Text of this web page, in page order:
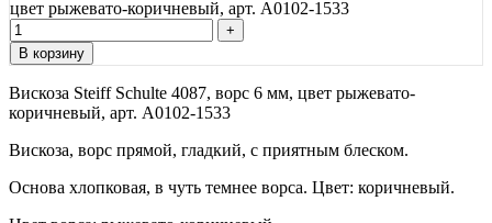
цвет рыжевато-коричневый, арт. А0102-1533
В корзину
Вискоза Steiff Schulte 4087, ворс 6 мм, цвет рыжевато-
коричневый, арт. А0102-1533
Вискоза, ворс прямой, гладкий, с приятным блеском.
Основа хлопковая, в чуть темнее ворса. Цвет: коричневый.